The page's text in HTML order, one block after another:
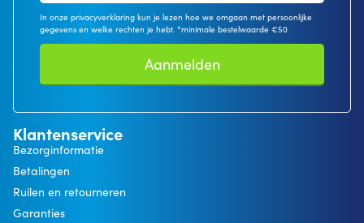
In onze privacyverklaring kun je lezen hoe we omgaan met persoonlijke
gegevens en welke rechten je hebt. *minimale bestelwaarde €50
Aanmelden
Klantenservice
Bezorginformatie
Betalingen
Ruilen en retourneren
Garanties